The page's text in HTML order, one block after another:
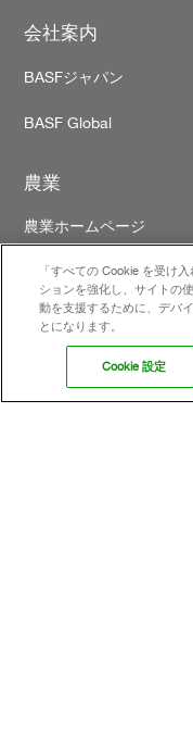
Footer
会社案内
BASFジャパン
BASF Global
農業
農業ホームページ
国内の事業所
トピック
ニュースリリース
「すべての Cookie を受け
ションを強化し、サイトの
動を支援するために、デバ
とになります。
Cookie 設定